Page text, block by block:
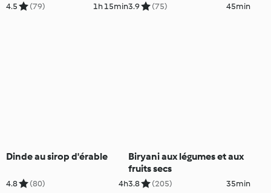
4.5 (79) 1h 15min3.9 (75) 45min
Dinde au sirop d'érable
4.8 (80) 4h
Biryani aux légumes et aux
fruits secs
3.8 (205) 35min